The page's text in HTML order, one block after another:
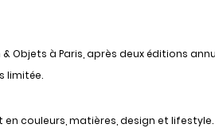
Objets à Paris, après deux éditions
limitée.
couleurs, matières, design et lifestyle.